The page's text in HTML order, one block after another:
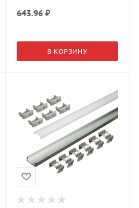
19.143.39.326 (GLS)
643.96₽
В КОРЗИНУ